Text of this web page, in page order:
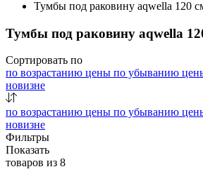
Тумбы под раковину aqwella 120
Тумбы под раковину aqwella
Сортировать по
по возрастанию цены по убыванию
новизне
по возрастанию цены по убыванию
новизне
Фильтры
Показать
товаров из 8